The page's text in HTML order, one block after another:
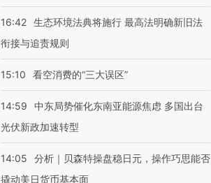
16:42 生态环境法典将施行 最高法明确新旧法
衔接与追责规则
15:10 看空消费的“三大误区”
14:59
中东局势催化东南亚能源焦虑 多国出台
光伏新政加速转型
14:05
分析｜贝森特操盘稳日元，操作巧思能否
撬动美日货币基本面